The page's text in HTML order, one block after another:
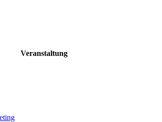
Veranstaltung